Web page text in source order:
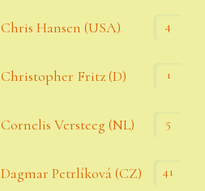
Chris Hansen (USA) 4
Christopher Fritz (D) 1
Cornelis Versteeg (NL) 5
Dagmar Petrlíková (CZ) 41